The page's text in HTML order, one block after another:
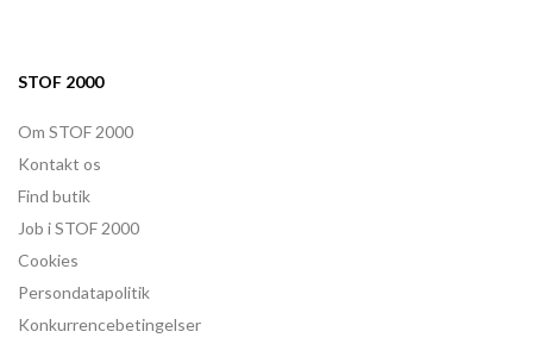
STOF 2000
Om STOF 2000
Kontakt os
Find butik
Job i STOF 2000
Cookies
Persondatapolitik
Konkurrencebetingelser